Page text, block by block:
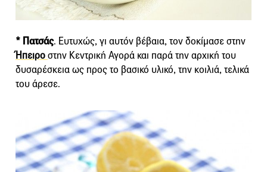
* Πατσάς. Ευτυχώς, γι αυτόν βέβαια, τον δοκίμασε στην
Ήπειροστην Κεντρική Αγορά και παρά την αρχική του
δυσαρέσκεια ως προς το βασικό υλικό, την κοιλιά, τελικά
του άρεσε.